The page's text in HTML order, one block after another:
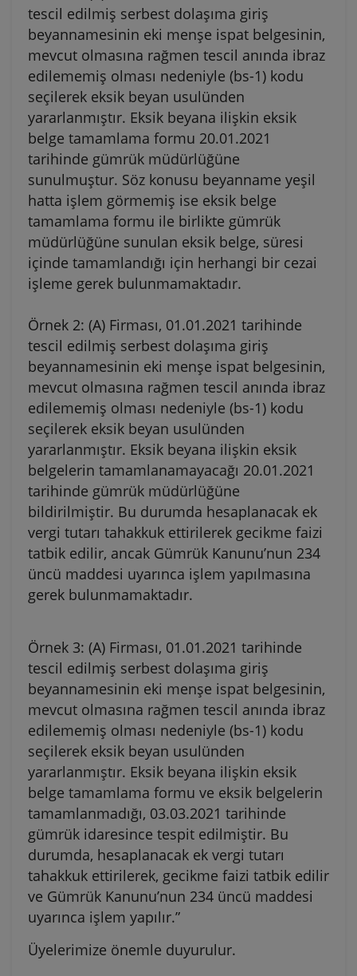
tescil edilmiş serbest dolaşıma giriş
beyannamesinin eki menşe ispat belgesinin,
mevcut olmasına rağmen tescil anında ibraz
edilememiş olması nedeniyle (bs-1) kodu
seçilerek eksik beyan usulünden
yararlanmıştır. Eksik beyana ilişkin eksik
belge tamamlama formu 20.01.2021
tarihinde gümrük müdürlüğüne
sunulmuştur. Söz konusu beyanname yeşil
hatta işlem görmemiş ise eksik belge
tamamlama formu ile birlikte gümrük
müdürlüğüne sunulan eksik belge, süresi
içinde tamamlandığı için herhangi bir cezai
işleme gerek bulunmamaktadır.
Örnek 2: (A) Firması, 01.01.2021 tarihinde
tescil edilmiş serbest dolaşıma giriş
beyannamesinin eki menşe ispat belgesinin,
mevcut olmasına rağmen tescil anında ibraz
edilememiş olması nedeniyle (bs-1) kodu
seçilerek eksik beyan usulünden
yararlanmıştır. Eksik beyana ilişkin eksik
belgelerin tamamlanamayacağı 20.01.2021
tarihinde gümrük müdürlüğüne
bildirilmiştir. Bu durumda hesaplanacak ek
vergi tutarı tahakkuk ettirilerek gecikme faizi
tatbik edilir, ancak Gümrük Kanunu’nun 234
üncü maddesi uyarınca işlem yapılmasına
gerek bulunmamaktadır.
Örnek 3: (A) Firması, 01.01.2021 tarihinde
tescil edilmiş serbest dolaşıma giriş
beyannamesinin eki menşe ispat belgesinin,
mevcut olmasına rağmen tescil anında ibraz
edilememiş olması nedeniyle (bs-1) kodu
seçilerek eksik beyan usulünden
yararlanmıştır. Eksik beyana ilişkin eksik
belge tamamlama formu ve eksik belgelerin
tamamlanmadığı, 03.03.2021 tarihinde
gümrük idaresince tespit edilmiştir. Bu
durumda, hesaplanacak ek vergi tutarı
tahakkuk ettirilerek, gecikme faizi tatbik edilir
ve Gümrük Kanunu’nun 234 üncü maddesi
uyarınca işlem yapılır.”
Üyelerimize önemle duyurulur.